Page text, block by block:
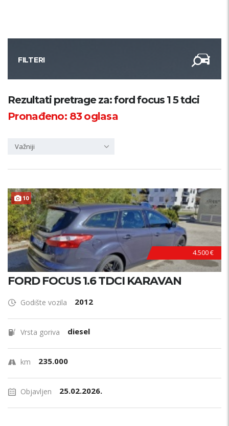
FILTERI
Kategorija
PRETRAŽI
Rezultati pretrage za: ford focus 1 5 tdci
Pronađeno: 83oglasa
Važniji
10
4.500 €
FORD FOCUS 1.6 TDCI KARAVAN
Godište vozila 2012
Vrsta goriva diesel
km 235.000
Objavljen 25.02.2026.